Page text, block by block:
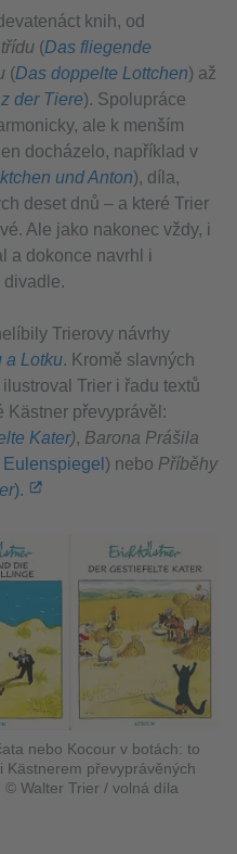
knih, od
(Das fliegende
(Das doppelte Lottchen) až
der Tiere). Spolupráce
ale k menším
docházelo, například v
und Anton), díla,
deset dnů – a které Trier
Ale jako nakonec vždy, i
a dokonce navrhl i
divadle.
Trierovy návrhy
a Lotku. Kromě slavných
Trier i řadu textů
Kästner převyprávěl:
Kater), Barona Prášila
) nebo Příběhy
).
nebo Kocour v botách: to
Kästnerem převyprávěných
© Walter Trier / volná díla